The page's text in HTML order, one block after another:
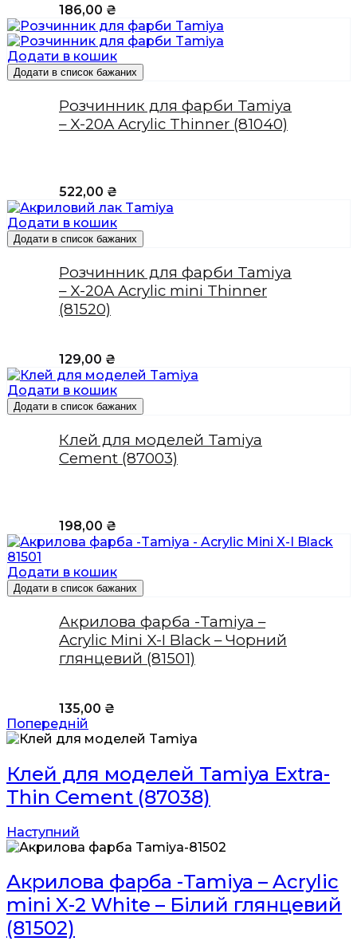
186,00 ₴
Додати в кошик
Додати в список бажаних
Розчинник для фарби Tamiya
– X-20A Acrylic Thinner (81040)
522,00 ₴
Додати в кошик
Додати в список бажаних
Розчинник для фарби Tamiya
– X-20A Acrylic mini Thinner
(81520)
129,00 ₴
Додати в кошик
Додати в список бажаних
Клей для моделей Tamiya
Cement (87003)
198,00 ₴
Додати в кошик
Додати в список бажаних
Акрилова фарба -Tamiya –
Acrylic Mini X-I Black – Чорний
глянцевий (81501)
135,00 ₴
Попередній
Клей для моделей Tamiya Extra-
Thin Cement (87038)
Наступний
Акрилова фарба -Tamiya – Acrylic
mini X-2 White – Білий глянцевий
(81502)